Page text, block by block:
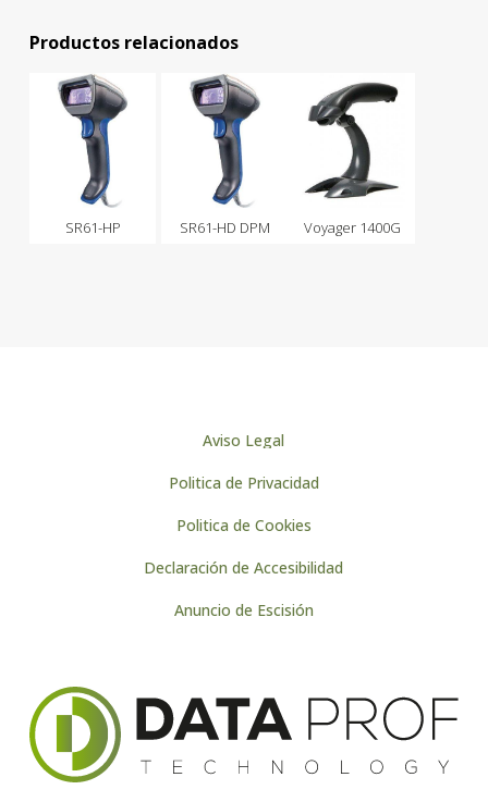
Productos relacionados
SR61-HP SR61-HD DPM Voyager 1400G
Aviso Legal
Politica de Privacidad
Politica de Cookies
Declaración de Accesibilidad
Anuncio de Escisión